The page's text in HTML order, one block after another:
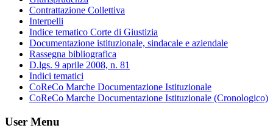
Contrattazione Collettiva
Interpelli
Indice tematico Corte di Giustizia
Documentazione istituzionale, sindacale e aziendale
Rassegna bibliografica
D.lgs. 9 aprile 2008, n. 81
Indici tematici
CoReCo Marche Documentazione Istituzionale
CoReCo Marche Documentazione Istituzionale (Cronologico)
User Menu